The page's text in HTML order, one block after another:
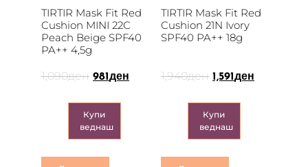
TIRTIR Mask Fit Red
Cushion MINI 22C
Peach Beige SPF40
PA++ 4,5g
1,090ден 981 ден
Купи
веднаш
TIRTIR Mask Fit Red
Cushion 21N Ivory
SPF40 PA++ 18g
1,940ден 1,591 ден
Купи
веднаш